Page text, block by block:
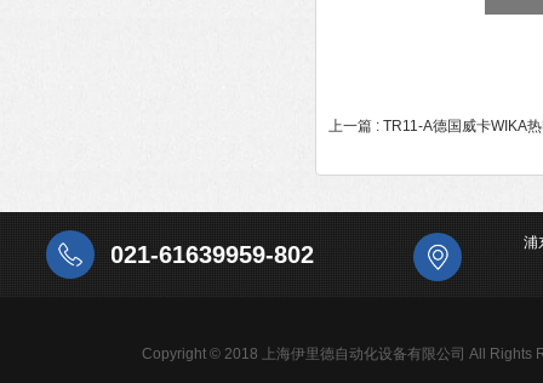
上一篇 : TR11-A德国威卡WIKA
021-61639959-802 浦
Copyright © 2018 上海伊里德自动化设备有限公司 All Rights